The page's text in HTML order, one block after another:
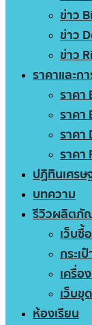
ข่าว
ข่าว
ข่าว
ราคาและก
ราคา
ราคา
ราคา
ราคา
ปฏิทินเศรษ
บทความ
รีวิวผลิตภั
เว็บซื้
กระเ
เครื่อ
เว็บขุ
ห้องเรียน